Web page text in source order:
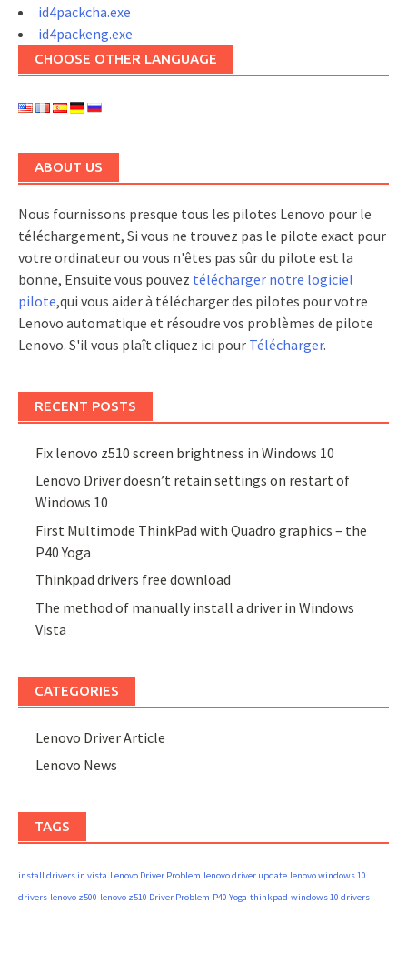
id4packcha.exe
id4packeng.exe
CHOOSE OTHER LANGUAGE
ABOUT US
Nous fournissons presque tous les pilotes Lenovo pour le
téléchargement, Si vous ne trouvez pas le pilote exact pour
votre ordinateur ou vous n'êtes pas sûr du pilote est la
bonne, Ensuite vous pouvez télécharger notre logiciel
pilote,qui vous aider à télécharger des pilotes pour votre
Lenovo automatique et résoudre vos problèmes de pilote
Lenovo. S'il vous plaît cliquez ici pour Télécharger.
RECENT POSTS
Fix lenovo z510 screen brightness in Windows 10
Lenovo Driver doesn’t retain settings on restart of
Windows 10
First Multimode ThinkPad with Quadro graphics – the
P40 Yoga
Thinkpad drivers free download
The method of manually install a driver in Windows
Vista
CATEGORIES
Lenovo Driver Article
Lenovo News
TAGS
install drivers in vista Lenovo Driver Problem lenovo driver update lenovo windows 10
drivers lenovo z500 lenovo z510 Driver Problem P40 Yoga thinkpad windows 10 drivers